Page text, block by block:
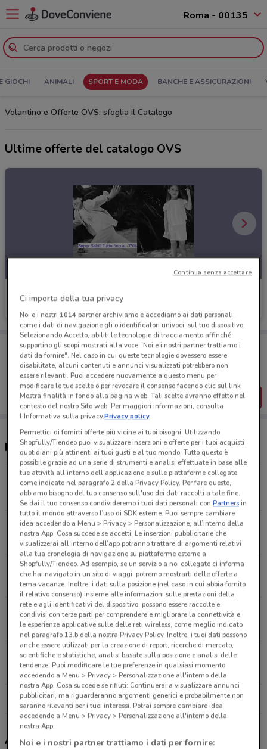
Roma - 00135
GIOCHI ANIMALI SPORT E MODA BANCHE E ASSICURAZIONI
Volantino e Offerte OVS: sfoglia il Catalogo
Ultime offerte del catalogo OVS
Scade il 31/08
Porta DoveConviene sempre con te!
Puoi trovare le migliori offerte dei negozi vicino a te,
salvarle e creare la tua lista del risparmio, comodamente
dal tuo cellulare.
SCARICA L’APP
Negozi OVS nelle vicinanze
C.So Francia, 124 Roma
1.6 km
APERTO
Via Della Balduina, 110 Roma
1.8 km
APERTO
Viale Dei Monfortani, 22 Roma
2.5 km
APERTO
Via Candia, 74 Roma
2.8 km
APERTO
Via Torrevecchia 313 Roma
3.3 km
Tutti i negozi OVS
Altri volantini nelle vicinanze
Ci importa della tua privacy
Noi e i nostri 1014partner archiviamo e accediamo ai dati personali,
come i dati di navigazione gli o identificatori univoci, sul tuo dispositivo.
Selezionando Accetto, abiliti le tecnologie di tracciamento affinché
supportino gli scopi mostrati alla voce "Noi e i nostri partner trattiamo i
dati da fornire". Nel caso in cui queste tecnologie dovessero essere
disabilitate, alcuni contenuti e annunci visualizzati potrebbero non
essere rilevanti. Puoi accedere nuovamente a questo menu per
modificare le tue scelte o per revocare il consenso facendo clic sul link
Mostra finalità in fondo alla pagina web. Tali scelte avranno effetto nel
contesto del nostro Sito web. Per maggiori informazioni, consulta
l'Informativa sulla privacy.Privacy policy
Permettici di fornirti offerte più vicine ai tuoi bisogni: Utilizzando
Shopfully/Tiendeo puoi visualizzare inserzioni e offerte per i tuoi acquisti
quotidiani più attinenti ai tuoi gusti e al tuo mondo. Tutto questo è
possibile grazie ad una serie di strumenti e analisi effettuate in base alle
tue attività all'interno dell'applicazione e sulle piattaforme collegate,
come indicato nel paragrafo 2 della Privacy Policy. Per fare questo,
abbiamo bisogno del tuo consenso sull'uso dei dati raccolti a tale fine.
Se dai il tuo consenso condivideremo i tuoi dati personali conPartnersin
tutto il mondo attraverso l’uso di SDK esterne. Puoi sempre cambiare
idea accedendo a Menu > Privacy > Personalizzazione, all’interno della
nostra App. Cosa succede se accetti: Le inserzioni pubblicitarie che
visualizzerai all'interno dell’app potranno trattare di argomenti relativi
alla tua cronologia di navigazione su piattaforme esterne a
Shopfully/Tiendeo. Ad esempio, se un servizio a noi collegato ci informa
che hai navigato in un sito di viaggi, potremo mostrarti delle offerte a
tema vacanze. Inoltre, i dati sulla posizione (nel caso in cui abbia fornito
il relativo consenso) insieme alle informazioni sulle prestazioni della
rete e agli identificativi del dispositivo, possono essere raccolte e
condivisi con terze parti per comprendere e migliorare la connettività e
le esperienze applicative sulle delle reti wireless, come meglio indicato
nel paragrafo 13.b della nostra Privacy Policy. Inoltre, i tuoi dati possono
anche essere utilizzati per la creazione di report, ricerche di mercato,
scientifiche e statistiche, analisi basate sulla posizione e analisi delle
tendenze. Puoi modificare le tue preferenze in qualsiasi momento
accedendo a Menu > Privacy > Personalizzazione all'interno della
nostra App. Cosa succede se rifiuti: Continuerai a visualizzare annunci
pubblicitari, ma riguarderanno argomenti generici e probabilmente non
saranno rilevanti per i tuoi interessi. Potrai sempre cambiare idea
accedendo a Menu > Privacy > Personalizzazione all'interno della
nostra App.
Noi e i nostri partner trattiamo i dati per fornire:
Continua senza accettare